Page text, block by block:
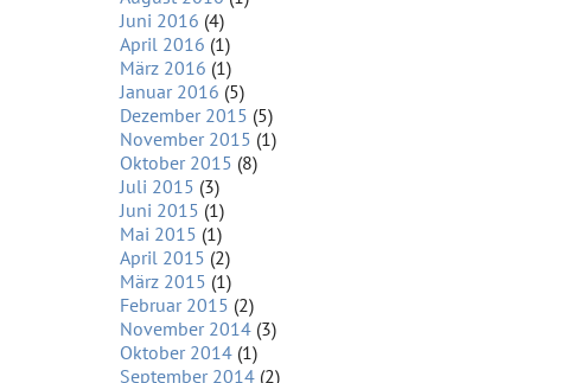
Juni 2016 (4)
April 2016 (1)
März 2016 (1)
Januar 2016 (5)
Dezember 2015 (5)
November 2015 (1)
Oktober 2015 (8)
Juli 2015 (3)
Juni 2015 (1)
Mai 2015 (1)
April 2015 (2)
März 2015 (1)
Februar 2015 (2)
November 2014(3)
Oktober 2014(1)
September 2014(2)